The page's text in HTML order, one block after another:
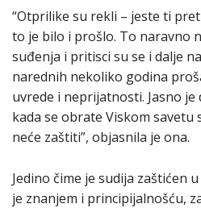
“Otprilike su rekli – jeste ti
to je bilo i prošlo. To naravno
suđenja i pritisci su se i dalje
narednih nekoliko godina
uvrede i neprijatnosti. Jasno
kada se obrate Viskom savetu
neće zaštiti”, objasnila je ona.
Jedino čime je sudija zaštićen
je znanjem i principijalnošću,